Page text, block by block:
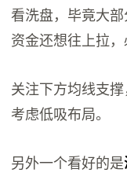
看洗盘，毕竟大
资金还想往上拉，
关注下方均线支
考虑低吸布局。
另外一个看好的是